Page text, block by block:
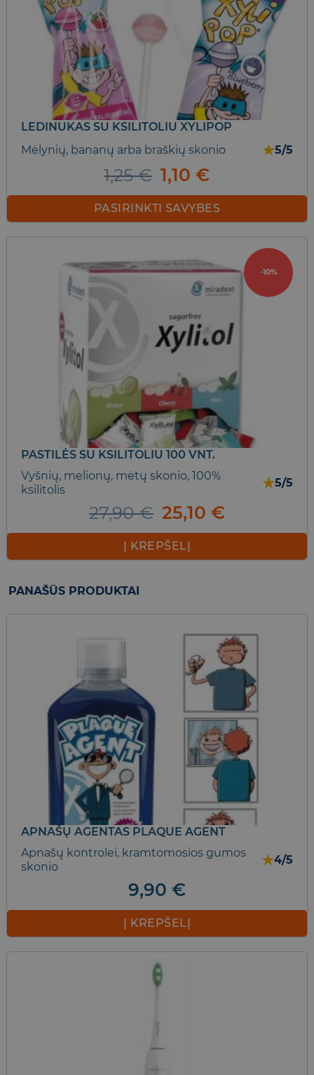
be
chosen
product
LEDINUKAS SU KSILITOLIU XYLIPOP
Mėlynių, bananų arba braškių skonio
★5/5
1,25€ Original
price
was:
1,25 €.
1,10€Current
price
is:
1,10 €.
PASIRINKTI SAVYBES
multiple
variants.
options
may
be
the
product
page
-10%
PASTILĖS SU KSILITOLIU 100 VNT.
Vyšnių, melionų, mėtų skonio, 100%
ksilitolis
★5/5
27,90€ Original
price
was:
27,90 €.
25,10 €Current
price
25,10 €.
Į KREPŠELĮ
PANAŠŪS PRODUKTAI
APNAŠŲ AGENTAS PLAQUE AGENT
Apnašų kontrolei, kramtomosios gumos
skonio
★4/5
9,90 €
Į KREPŠELĮ